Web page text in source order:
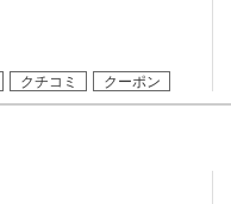
クチコミ クーポン